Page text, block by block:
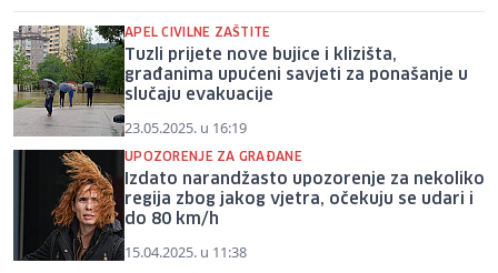
APEL CIVILNE ZAŠTITE
Tuzli prijete nove bujice i klizišta,
građanima upućeni savjeti za ponašanje u
slučaju evakuacije
23.05.2025. u 16:19
UPOZORENJE ZA GRAĐANE
Izdato narandžasto upozorenje za nekoliko
regija zbog jakog vjetra, očekuju se udari i
do 80 km/h
15.04.2025. u 11:38